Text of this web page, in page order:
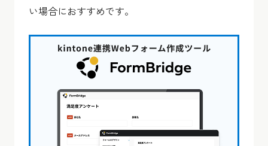
い場合におすすめです。